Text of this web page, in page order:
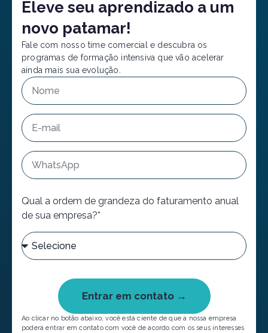
Eleve seu aprendizado a um
novo patamar!
Fale com nosso time comercial e descubra os
programas de formação intensiva que vão acelerar
ainda mais sua evolução.
Qual a ordem de grandeza do faturamento anual
de sua empresa?*
Entrar em contato →
Ao clicar no botão abaixo, você está ciente de que a nossa empresa
poderá entrar em contato com você de acordo com os seus interesses